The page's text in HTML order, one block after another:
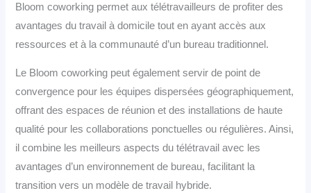
Bloom coworking permet aux télétravailleurs de profiter des
avantages du travail à domicile tout en ayant accès aux
ressources et à la communauté d’un bureau traditionnel.
Le Bloom coworking peut également servir de point de
convergence pour les équipes dispersées géographiquement,
offrant des espaces de réunion et des installations de haute
qualité pour les collaborations ponctuelles ou régulières. Ainsi,
il combine les meilleurs aspects du télétravail avec les
avantages d’un environnement de bureau, facilitant la
transition vers un modèle de travail hybride.